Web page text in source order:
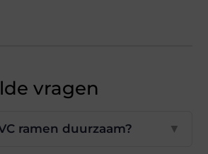
vragen
ramen duurzaam? ▼